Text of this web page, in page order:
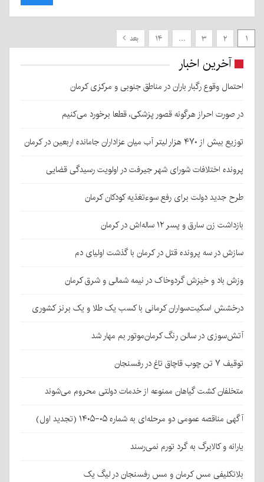
۱ ۲ ۳ … ۱۴ بعد
آخرین اخبار
احتمال وقوع رگبار باران در مناطق جنوبی و مرکزی کرمان
در صورت احراز هرگونه قصور پزشکی، قطعا برخورد می‌کنیم
توزیع بیش از ۴۷۰ هزار لیتر آب میان عزاداران جامانده اربعین در کرمان
پرونده اختلافات شورای شهر جیرفت در اولویت رسیدگی قضایی
طرح جدید دولت برای رفع سوءتغذیه کودکان کرمان
بازداشت زن سارق و پسر ۱۲ ساله‌اش در کرمان
سازش در سه پرونده قتل در کرمان با گذشت اولیای دم
وزش باد و خیزش گردوخاک در نیمه شمالی و شرق کرمان
درخشش اسکیت‌سواران کرمانی با کسب یک طلا و یک برنز کشوری
آتش‌سوزی در سالن رنگ کرمان‌موتور بم مهار شد
توقیف ۷ تن چوب قاچاق تاغ در رفسنجان
متخلفان کشت گیاهان ممنوعه از خدمات دولتی محروم می‌شوند
آگهی مناقصه عمومی دو مرحله‌ای به شماره ۰۵-۱۴۰۵ (تجدید اول)
یارانه و کالابرگ به گرد تورم نمی‌رسند
بلاتکلیفی مس کرمان و مس رفسنجان در لیگ یک